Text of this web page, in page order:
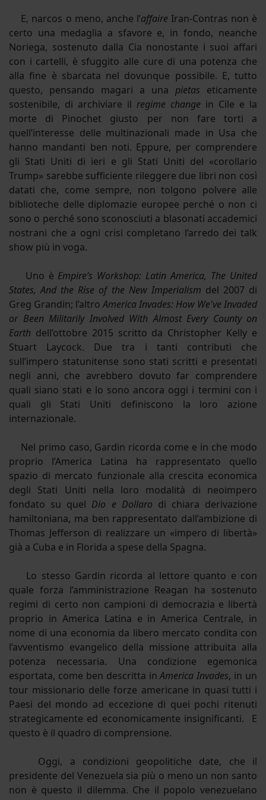
E, narcos o meno, anche l’affaireIran-Contras non è
certo una medaglia a sfavore e, in fondo, neanche
Noriega, sostenuto dalla Cia nonostante i suoi affari
con i cartelli, è sfuggito alle cure di una potenza che
alla fine è sbarcata nel dovunque possibile. E, tutto
questo, pensando magari a una pietas eticamente
sostenibile, di archiviare il regime change in Cile e la
morte di Pinochet giusto per non fare torti a
quell’interesse delle multinazionali made in Usa che
hanno mandanti ben noti. Eppure, per comprendere
gli Stati Uniti di ieri e gli Stati Uniti del «corollario
Trump» sarebbe sufficiente rileggere due libri non così
datati che, come sempre, non tolgono polvere alle
biblioteche delle diplomazie europee perché o non ci
sono o perché sono sconosciuti a blasonati accademici
nostrani che a ogni crisi completano l’arredo dei talk
show più in voga.
Uno è Empire’s Workshop: Latin America, The United
States, And the Rise of the New Imperialism del 2007 di
Greg Grandin; l’altroAmerica Invades: How We've Invaded
or Been Militarily Involved With Almost Every County on
Earth dell’ottobre 2015 scritto da Christopher Kelly e
Stuart Laycock. Due tra i tanti contributi che
sull’impero statunitense sono stati scritti e presentati
negli anni, che avrebbero dovuto far comprendere
quali siano stati e lo sono ancora oggi i termini con i
quali gli Stati Uniti definiscono la loro azione
internazionale.
Nel primo caso, Gardin ricorda come e in che modo
proprio l’America Latina ha rappresentato quello
spazio di mercato funzionale alla crescita economica
degli Stati Uniti nella loro modalità di neoimpero
fondato su quel Dio e Dollaro di chiara derivazione
hamiltoniana, ma ben rappresentato dall’ambizione di
Thomas Jefferson di realizzare un «impero di libertà»
già a Cuba e in Florida a spese della Spagna.
Lo stesso Gardin ricorda al lettore quanto e con
quale forza l’amministrazione Reagan ha sostenuto
regimi di certo non campioni di democrazia e libertà
proprio in America Latina e in America Centrale, in
nome di una economia da libero mercato condita con
l’avventismo evangelico della missione attribuita alla
potenza necessaria. Una condizione egemonica
esportata, come ben descritta inAmerica Invades, in un
tour missionario delle forze americane in quasi tutti i
Paesi del mondo ad eccezione di quei pochi ritenuti
strategicamente ed economicamente insignificanti. E
questo è il quadro di comprensione.
Oggi, a condizioni geopolitiche date, che il
presidente del Venezuela sia più o meno un non santo
non è questo il dilemma. Che il popolo venezuelano